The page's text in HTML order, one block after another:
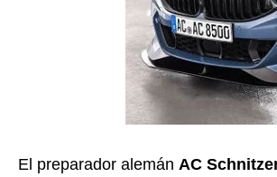
El preparador alemán AC